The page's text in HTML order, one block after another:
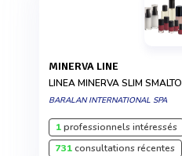
MINERVA LINE
LINEA MINERVA SLIM SMALTO
BARALAN INTERNATIONAL SPA
1professionnels intéressés
731consultations récentes